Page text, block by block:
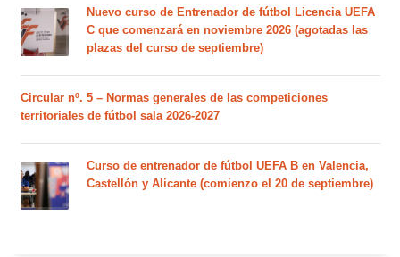
Nuevo curso de Entrenador de fútbol Licencia UEFA
C que comenzará en noviembre 2026 (agotadas las
plazas del curso de septiembre)
Circular nº. 5 – Normas generales de las competiciones
territoriales de fútbol sala 2026-2027
Curso de entrenador de fútbol UEFA B en Valencia,
Castellón y Alicante (comienzo el 20 de septiembre)